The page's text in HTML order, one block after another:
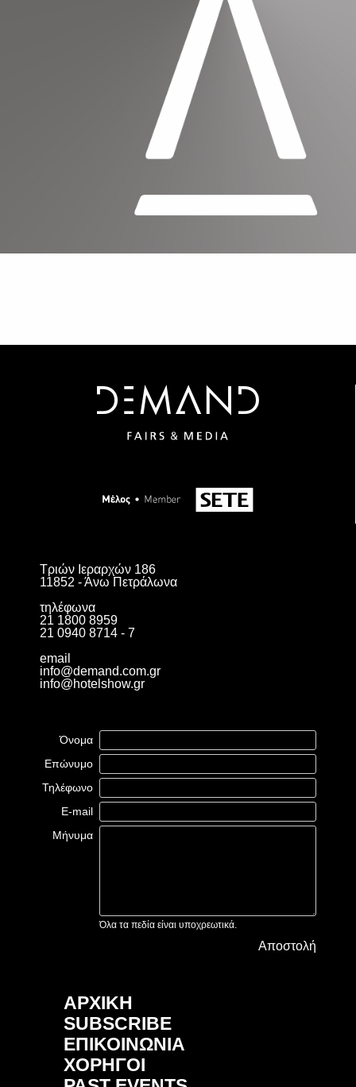
Τριών Ιεραρχών 186
11852 - Άνω Πετράλωνα
τηλέφωνα
21 1800 8959
21 0940 8714 - 7
email
info@demand.com.gr
info@hotelshow.gr
Όνομα
Επώνυμο
Τηλέφωνο
E-mail
Μήνυμα
Όλα τα πεδία είναι υποχρεωτικά.
Αποστολή
ΑΡΧΙΚΗ
SUBSCRIBE
ΕΠΙΚΟΙΝΩΝΙΑ
ΧΟΡΗΓΟΙ